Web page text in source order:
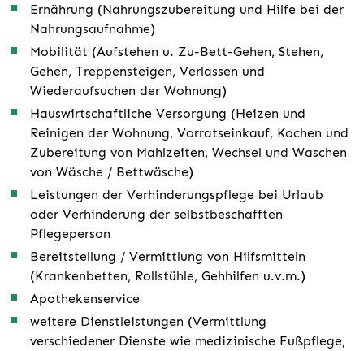
Ernährung (Nahrungszubereitung und Hilfe bei der
Nahrungsaufnahme)
Mobilität (Aufstehen u. Zu-Bett-Gehen, Stehen,
Gehen, Treppensteigen, Verlassen und
Wiederaufsuchen der Wohnung)
Hauswirtschaftliche Versorgung (Heizen und
Reinigen der Wohnung, Vorratseinkauf, Kochen und
Zubereitung von Mahlzeiten, Wechsel und Waschen
von Wäsche / Bettwäsche)
Leistungen der Verhinderungspflege bei Urlaub
oder Verhinderung der selbstbeschafften
Pflegeperson
Bereitstellung / Vermittlung von Hilfsmitteln
(Krankenbetten, Rollstühle, Gehhilfen u.v.m.)
Apothekenservice
weitere Dienstleistungen (Vermittlung
verschiedener Dienste wie medizinische Fußpflege,